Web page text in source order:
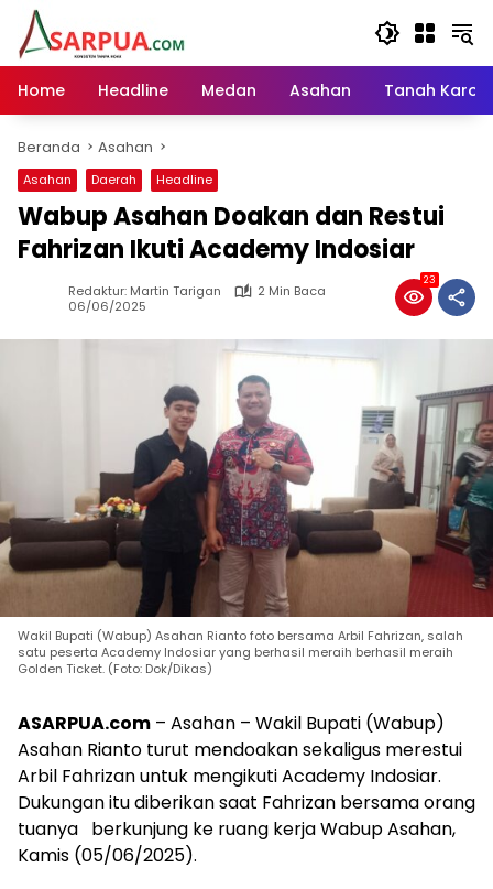
Langsung
konten
Home
Headline Medan Asahan Tanah Karo
Beranda Asahan
Asahan Daerah Headline
Wabup Asahan Doakan dan Restui
Fahrizan Ikuti Academy Indosiar
Redaktur: Martin Tarigan
2 Min Baca
06/06/2025
23
Wakil Bupati (Wabup) Asahan Rianto foto bersama Arbil Fahrizan, salah
satu peserta Academy Indosiar yang berhasil meraih berhasil meraih
Golden Ticket. (Foto: Dok/Dikas)
ASARPUA.com – Asahan – Wakil Bupati (Wabup)
Asahan Rianto turut mendoakan sekaligus merestui
Arbil Fahrizan untuk mengikuti Academy Indosiar.
Dukungan itu diberikan saat Fahrizan bersama orang
tuanya berkunjung ke ruang kerja Wabup Asahan,
Kamis (05/06/2025).